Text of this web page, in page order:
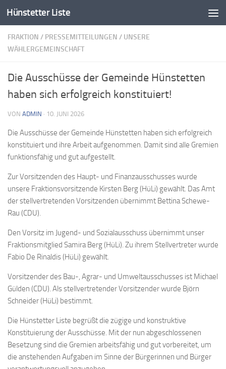
Zum Inhalt springen
Hünstetter Liste
FRAKTION / PRESSEMITTEILUNGEN / UNSERE
WÄHLERGEMEINSCHAFT
Die Ausschüsse der Gemeinde Hünstetten
haben sich erfolgreich konstituiert!
VON ADMIN · 10. JUNI 2026
Die Ausschüsse der Gemeinde Hünstetten haben sich erfolgreich
konstituiert und ihre Arbeit aufgenommen. Damit sind alle Gremien
funktionsfähig und gut aufgestellt.
Zur Vorsitzenden des Haupt- und Finanzausschusses wurde
unsere Fraktionsvorsitzende Kirsten Berg (HüLi) gewählt. Das Amt
der stellvertretenden Vorsitzenden übernimmt Bettina Schewe-
Rau (CDU).
Den Vorsitz im Jugend- und Sozialausschuss übernimmt unser
Fraktionsmitglied Samira Berg (HüLi). Zu ihrem Stellvertreter wurde
Fabio De Rinaldis (HüLi) gewählt.
Vorsitzender des Bau-, Agrar- und Umweltausschusses ist Michael
Gülden (CDU). Als stellvertretender Vorsitzender wurde Björn
Schneider (HüLi) bestimmt.
Die Hünstetter Liste begrüßt die zügige und konstruktive
Konstituierung der Ausschüsse. Mit der nun abgeschlossenen
Besetzung sind die Gremien arbeitsfähig und gut vorbereitet, um
die anstehenden Aufgaben im Sinne der Bürgerinnen und Bürger